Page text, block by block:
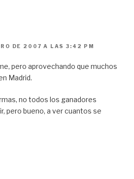
DE 2007 A LAS 3:42 PM
pero aprovechando que muchos
Madrid.
no todos los ganadores
pero bueno, a ver cuantos se